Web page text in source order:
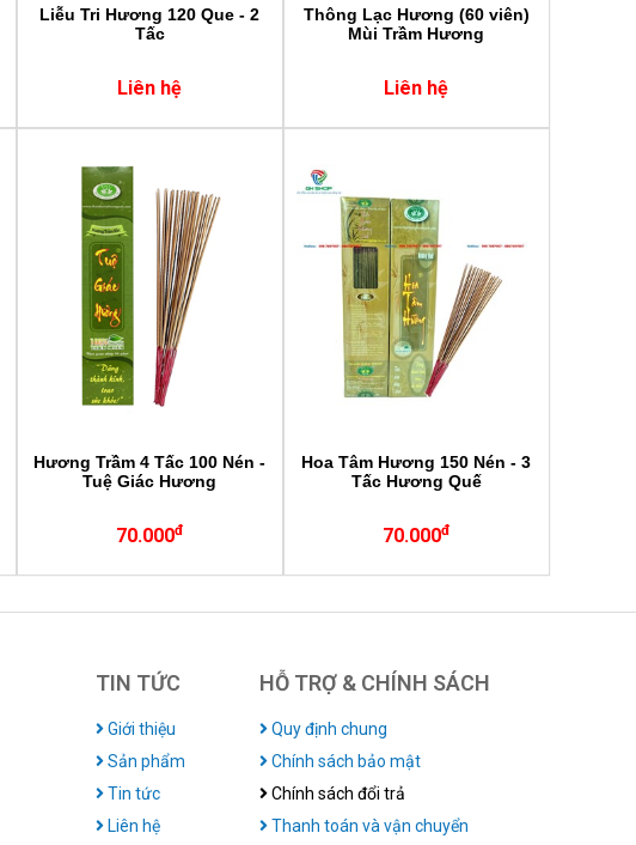
Liễu Tri Hương 120 Que - 2
Tấc
Liên hệ
Thông Lạc Hương (60 viên)
Mùi Trầm Hương
Liên hệ
Hương Trầm 4 Tấc 100 Nén -
Tuệ Giác Hương
70.000đ
Hoa Tâm Hương 150 Nén - 3
Tấc Hương Quế
70.000đ
TIN TỨC
Giới thiệu
Sản phẩm
Tin tức
Liên hệ
HỖ TRỢ & CHÍNH SÁCH
Quy định chung
Chính sách bảo mật
Chính sách đổi trả
Thanh toán và vận chuyển